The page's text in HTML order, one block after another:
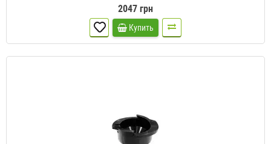
2047 грн
Купить